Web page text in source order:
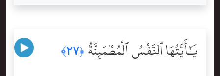
يَٰٓأَيَّتُهَا ٱلنَّفْسُ ٱلْمُطْمَئِنَّةُ ﴿٢٧﴾